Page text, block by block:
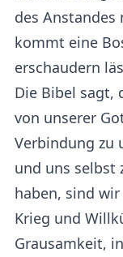
des Anstandes
kommt eine
erschaudern
Die Bibel sagt,
von unserer
Verbindung zu
und uns selbst
haben, sind
Krieg und
Grausamkeit,